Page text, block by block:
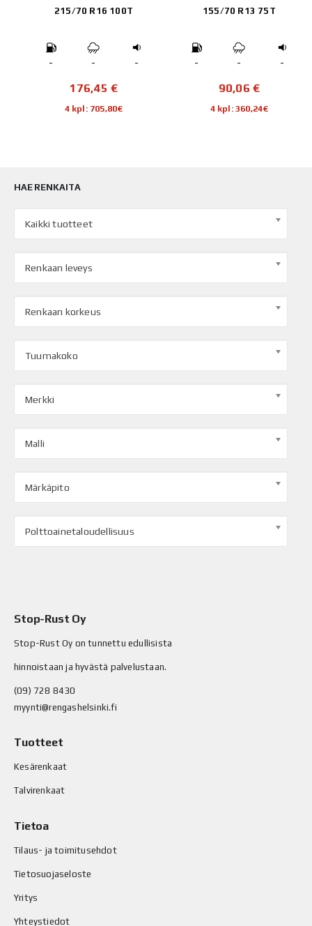
215/70 R16 100T
- - -
176,45€
4 kpl: 705,80€
155/70 R13 75T
- - -
90,06 €
4 kpl: 360,24€
HAE RENKAITA
Kaikki tuotteet
Renkaan leveys
Renkaan korkeus
Tuumakoko
Merkki
Malli
Märkäpito
Polttoainetaloudellisuus
Stop-Rust Oy
Stop-Rust Oy on tunnettu edullisista
hinnoistaan ja hyvästä palvelustaan.
(09) 728 8430
myynti@rengashelsinki.fi
Tuotteet
Kesärenkaat
Talvirenkaat
Tietoa
Tilaus- ja toimitusehdot
Tietosuojaseloste
Yritys
Yhteystiedot